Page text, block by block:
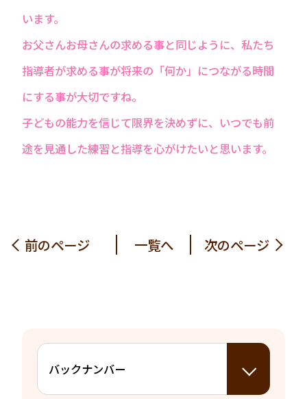
います。
お父さんお母さんの求める事と同じように、私たち
指導者が求める事が将来の「何か」につながる時間
にする事が大切ですね。
子どもの能力を信じて限界を決めずに、いつでも前
途を見通した練習と指導を心がけたいと思います。
前のページ 一覧へ 次のページ